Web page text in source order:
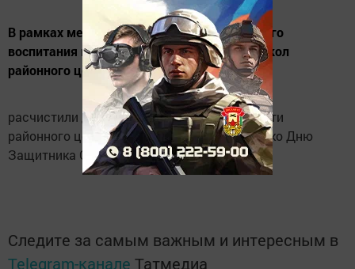
В рамках месячника военно-патриотического
воспитания юнармейцы первой и второй школ
районного центра провели акцию -
расчистили дорожки от снега в парке Памяти
районного центра. Акция была приурочена ко Дню
Защитника Отечества.
Следите за самым важным и интересным в
Telegram-канале Татмедиа